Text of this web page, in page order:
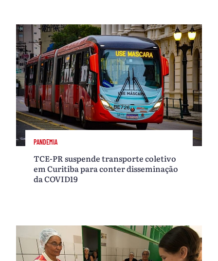
PANDEMIA
TCE-PR suspende transporte coletivo
em Curitiba para conter disseminação
da COVID19